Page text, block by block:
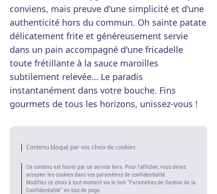
conviens, mais preuve d'une simplicité et d'une
authenticité hors du commun. Oh sainte patate
délicatement frite et généreusement servie
dans un pain accompagné d'une fricadelle
toute frétillante à la sauce maroilles
subtilement relevée… Le paradis
instantanément dans votre bouche. Fins
gourmets de tous les horizons, unissez-vous !
Contenu bloqué par vos choix de cookies
Ce contenu est fourni par un service tiers. Pour l'afficher, vous devez
accepter les cookies dans vos paramètres de confidentialité.
Modifiez ce choix à tout moment via le lien "Paramètres de Gestion de la
Confidentialité" en bas de page.